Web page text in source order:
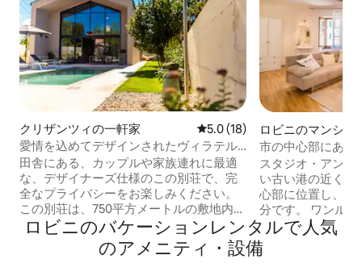
クリザンツィの一軒家 レビュー18件、5つ星中5.0つ
5.0 (18)
愛情を込めてデザインされたヴィラテル
ザ
田舎にある、カップルや家族連れに最適
な、デザイナーズ仕様のこの別荘で、完
全なプライバシーをお楽しみください。
この別荘は、750平方メートルの敷地内に
ある109平方メートルの建物です。この家
には、バスルーム付きの快適な寝室2室、
リビングルーム、設備の整ったキッチ
ロビニのマンショ
ート
市の中心部にある
オAmbra
スタジオ・アンブ
い古い港の近くの
心部に位置し、バ
分です。 ワンル
され、新しくて高
います。 ベッド
っています。 キ
ロビニのバケーションレンタルで人気
のアメニティ・設備